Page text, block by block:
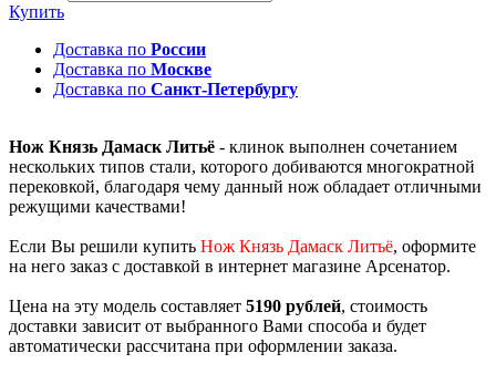
Купить
Доставка по России
Доставка по Москве
Доставка по Санкт-Петербургу
Нож Князь Дамаск Литьё - клинок выполнен сочетанием
нескольких типов стали, которого добиваются многократной
перековкой, благодаря чему данный нож обладает отличными
режущими качествами!
Если Вы решили купить Нож Князь Дамаск Литьё, оформите
на него заказ с доставкой в интернет магазине Арсенатор.
Цена на эту модель составляет 5190 рублей, стоимость
доставки зависит от выбранного Вами способа и будет
автоматически рассчитана при оформлении заказа.